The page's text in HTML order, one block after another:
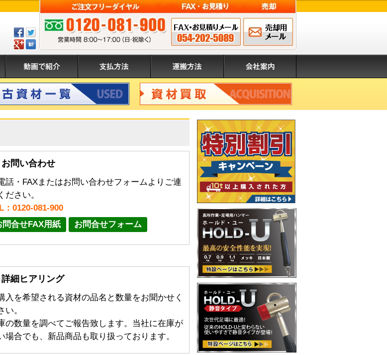
Facebook
で
す
る
ツ
イ
ー
る
GPlus
は
て
ぶ
登
録
ご注文フリーダイヤル:0120-081-900 営業時間 8:00～17:00（日・祝除く）
FAX申込み 054-202-
5089
メールでのお問
い合わせ
動画で紹介 支払方法 運搬方法 会社案内
資材買取
お問い合わせ
話・FAXまたはお問い合わせフォームよりご連
ださい。
：0120-081-900
問合せFAX用紙
お問合せフォーム
詳細ヒアリング
入を希望される資材の品名と数量をお聞かせく
い。
の数量を調べてご報告致します。当社に在庫が
場合でも、新品商品も取り扱っております。